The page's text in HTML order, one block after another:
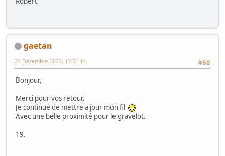
gaetan
#68
24 Décembre 2023, 13:51:14
Bonjour,
Merci pour vos retour.
Je continue de mettre a jour mon fil
Avec une belle proximité pour le gravelot.
19.